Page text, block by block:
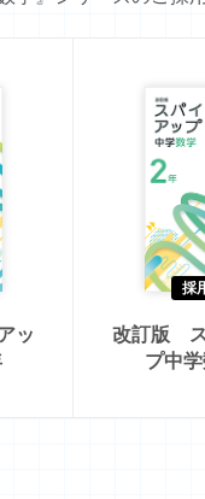
ッ
採
改訂版 ス
プ中